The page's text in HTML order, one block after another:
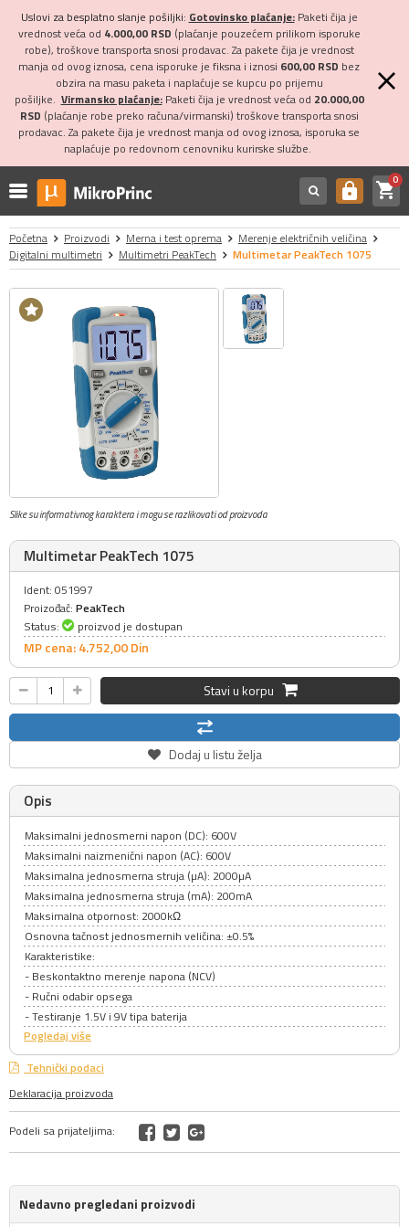
Uslovi za besplatno slanje pošiljki: Gotovinsko plaćanje:Paketi čija je
vrednost veća od 4.000,00 RSD (plaćanje pouzećem prilikom isporuke
robe), troškove transporta snosi prodavac. Za pakete čija je vrednost
manja od ovog iznosa, cena isporuke je fiksna i iznosi 600,00 RSD bez
obzira na masu paketa i naplaćuje se kupcu po prijemu
pošiljke. Virmansko plaćanje:Paketi čija je vrednost veća od 20.000,00
RSD (plaćanje robe preko računa/virmanski) troškove transporta snosi
prodavac. Za pakete čija je vrednost manja od ovog iznosa, isporuka se
naplaćuje po redovnom cenovniku kurirske službe.
https shopping_cart0
Početna Proizvodi Merna i test oprema
Merenje električnih veličina
Digitalni multimetri
Multimetri PeakTech Multimetar PeakTech 1075
Slike su informativnog karaktera i mogu se razlikovati od proizvoda
Multimetar PeakTech 1075
Ident: 051997
Proizođač: PeakTech
Status:
proizvod je dostupan
MP cena: 4.752,00Din
Stavi u korpu
Dodaj u listu želja
Opis
Maksimalni jednosmerni napon (DC): 600V
Maksimalni naizmenični napon (AC): 600V
Maksimalna jednosmerna struja (µA): 2000µA
Maksimalna jednosmerna struja (mA): 200mA
Maksimalna otpornost: 2000kΩ
Osnovna tačnost jednosmernih veličina: ±0.5%
Karakteristike:
- Beskontaktno merenje napona (NCV)
- Ručni odabir opsega
- Testiranje 1.5V i 9V tipa baterija
Pogledaj više
Tehnički podaci
Deklaracija proizvoda
Podeli sa prijateljima:
Nedavno pregledani proizvodi